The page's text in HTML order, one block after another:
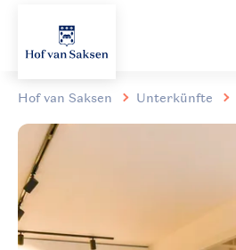
Hof van Saksen Unterkünfte